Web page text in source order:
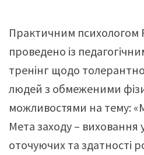
Практичним психологом
проведено із
тренінг щодо
людей з обмеженими
можливостями на тему:
Мета заходу – виховання
оточуючих та здатності